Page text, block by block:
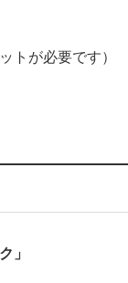
トが必要です）
」